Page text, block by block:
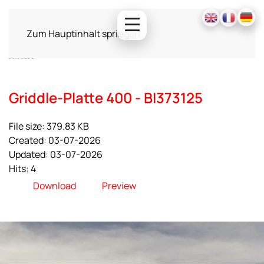
Zum Hauptinhalt springen
Griddle-Platte 400 - BI373125
File size: 379.83 KB
Created: 03-07-2026
Updated: 03-07-2026
Hits: 4
Download
Preview